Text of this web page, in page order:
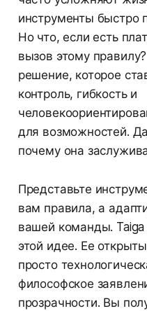
инструменты быстро
Но что, если есть
вызов этому правилу?
решение, которое
контроль, гибкость и
для возможностей.
почему она
Представьте
вам правила, а
вашей команды.
этой идее. Ее
просто
философское
прозрачности. Вы